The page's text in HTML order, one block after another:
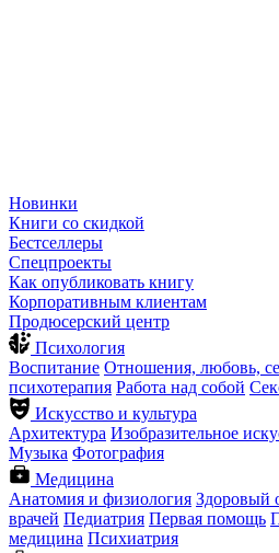
Новинки
Книги со скидкой
Бестселлеры
Спецпроекты
Как опубликовать книгу
Корпоративным клиентам
Продюсерский центр
Психология
Воспитание Отношения, любовь,
психотерапия Работа над собой
Искусство и культура
Архитектура Изобразительное
Музыка Фотография
Медицина
Анатомия и физиология Здоровый
врачей Педиатрия Первая помощь
медицина Психиатрия